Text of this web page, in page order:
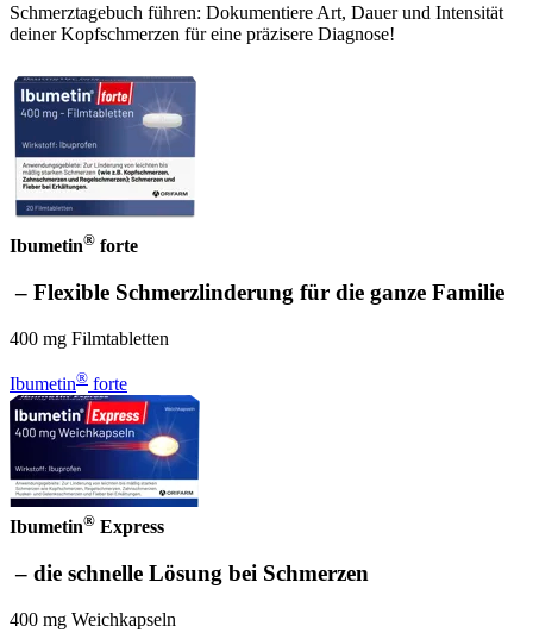
Schmerztagebuch führen: Dokumentiere Art, Dauer und Intensität
deiner Kopfschmerzen für eine präzisere Diagnose!
Ibumetin® forte
– Flexible Schmerzlinderung für die ganze Familie
400 mg Filmtabletten
Ibumetin® forte
Ibumetin® Express
– die schnelle Lösung bei Schmerzen
400 mg Weichkapseln